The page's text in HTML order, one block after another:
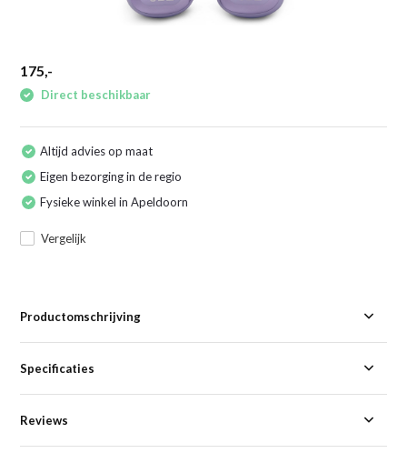
175,-
Direct beschikbaar
Altijd advies op maat
Eigen bezorging in de regio
Fysieke winkel in Apeldoorn
Vergelijk
Productomschrijving
Specificaties
Reviews